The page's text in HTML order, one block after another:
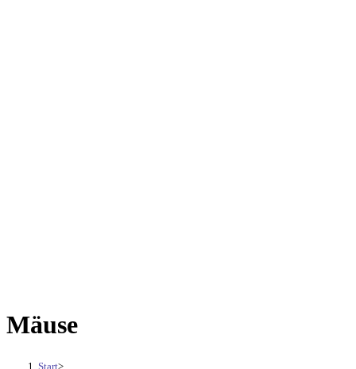
Mäuse
Start>